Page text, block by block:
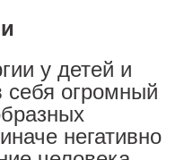
у детей и
себя огромный
негативно